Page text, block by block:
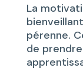
La
pérenne.
de